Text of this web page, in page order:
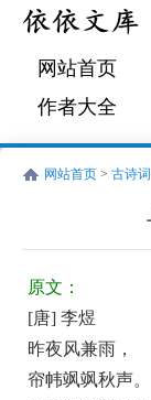
网站首页
作者大全
网站首页 > 古诗词
唐
李
煜
古
诗
词:
乌
夜
原文：
[唐] 李煜
昨夜风兼雨，
帘帏飒飒秋声。